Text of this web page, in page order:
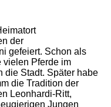
der
gefeiert. Schon als
vielen Pferde im
die Stadt. Später habe
die Tradition der
Leonhardi-Ritt,
Jungen